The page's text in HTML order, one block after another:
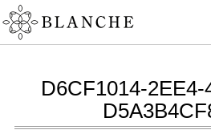
D6CF1014-